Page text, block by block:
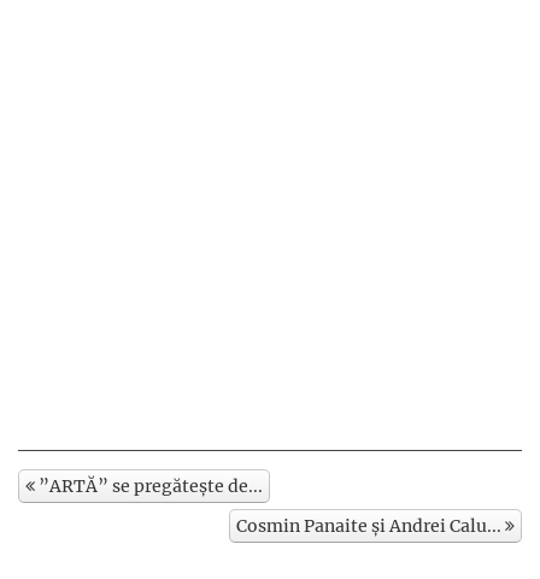
”ARTĂ” se pregătește de...
Cosmin Panaite și Andrei Calu...